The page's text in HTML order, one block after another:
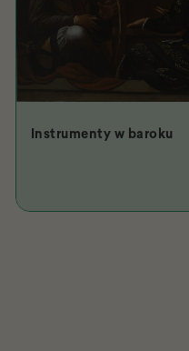
Instrumenty w baroku